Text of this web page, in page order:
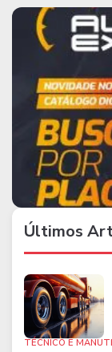
Últimos
TÉCNICO E